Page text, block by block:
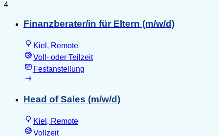
4
Finanzberater/in für Eltern (m/w/d)
Kiel, Remote
Voll- oder Teilzeit
Festanstellung
Head of Sales (m/w/d)
Kiel, Remote
Vollzeit